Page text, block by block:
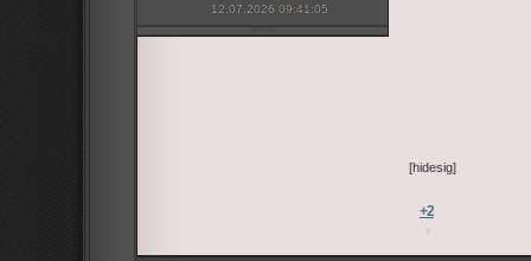
12.07.2026 09:41:05
[hidesig]
+2